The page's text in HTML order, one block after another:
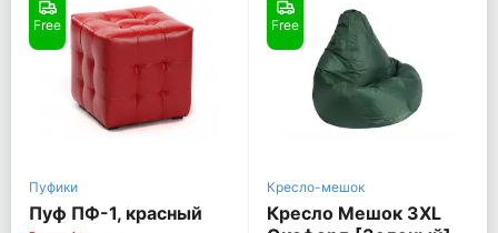
Free
Пуфики
Пуф ПФ-1, красный
Free
Кресло-мешок
Кресло Мешок 3XL